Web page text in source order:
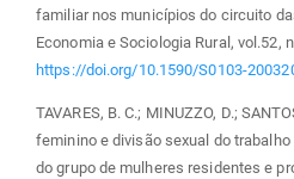
familiar nos municípios do circuito
Economia e Sociologia Rural, vol.52,
https://doi.org/10.1590/S0103-
TAVARES, B. C.; MINUZZO, D.;
feminino e divisão sexual do
do grupo de mulheres residentes e